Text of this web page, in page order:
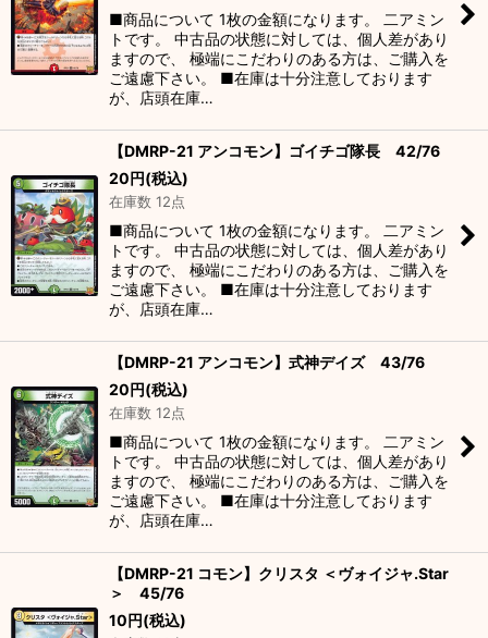
■商品について 1枚の金額になります。 二アミン
トです。 中古品の状態に対しては、個人差があり
ますので、 極端にこだわりのある方は、ご購入を
ご遠慮下さい。 ■在庫は十分注意しております
が、店頭在庫…
【DMRP-21 アンコモン】ゴイチゴ隊長 42/76
20円(税込)
在庫数 12点
■商品について 1枚の金額になります。 二アミン
トです。 中古品の状態に対しては、個人差があり
ますので、 極端にこだわりのある方は、ご購入を
ご遠慮下さい。 ■在庫は十分注意しております
が、店頭在庫…
【DMRP-21 アンコモン】式神デイズ 43/76
20円(税込)
在庫数 12点
■商品について 1枚の金額になります。 二アミン
トです。 中古品の状態に対しては、個人差があり
ますので、 極端にこだわりのある方は、ご購入を
ご遠慮下さい。 ■在庫は十分注意しております
が、店頭在庫…
【DMRP-21 コモン】クリスタ ＜ヴォイジャ.Star
＞ 45/76
10円(税込)